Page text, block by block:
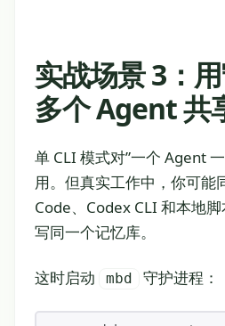
实战场景 3：
多个 Agent 共
单 CLI 模式对”一个 Agent
用。但真实工作中，你可能
Code、Codex CLI 和本地
写同一个记忆库。
这时启动 mbd 守护进程：